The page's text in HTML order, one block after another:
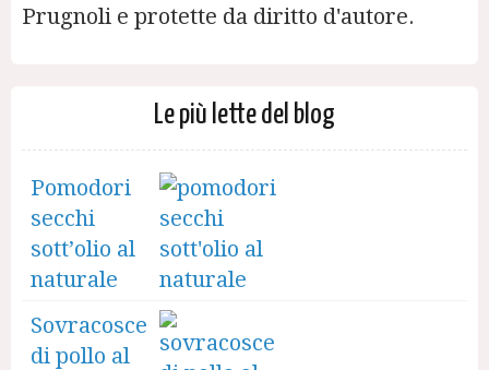
Prugnoli e protette da diritto d'autore.
Le più lette del blog
Pomodori
secchi
sott’olio al
naturale
Sovracosce
di pollo al